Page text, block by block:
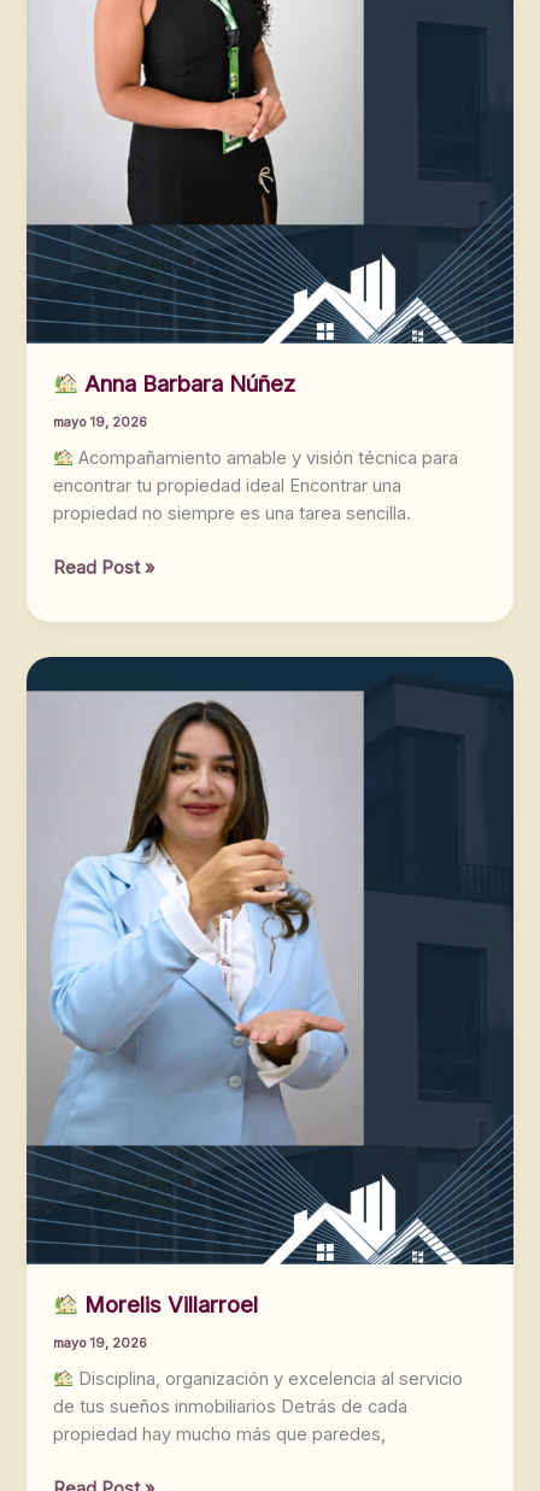
Anna Barbara Núñez
mayo 19, 2026
Acompañamiento amable y visión técnica para
encontrar tu propiedad ideal Encontrar una
propiedad no siempre es una tarea sencilla.
Barbara
Read Post »
Morelis Villarroel
mayo 19, 2026
Disciplina, organización y excelencia al servicio
de tus sueños inmobiliarios Detrás de cada
propiedad hay mucho más que paredes,